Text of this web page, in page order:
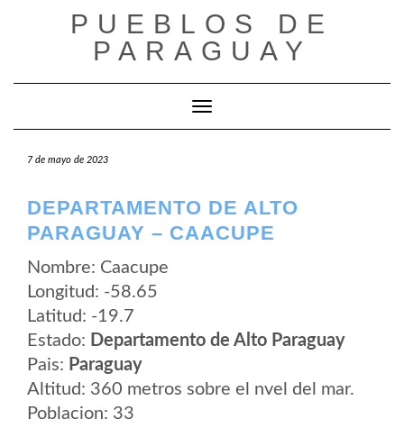
PUEBLOS DE
PARAGUAY
Cambiar modo de navegación
7 de mayo de 2023
DEPARTAMENTO DE ALTO
PARAGUAY – CAACUPE
Nombre: Caacupe
Longitud: -58.65
Latitud: -19.7
Estado: Departamento de Alto Paraguay
Pais: Paraguay
Altitud: 360 metros sobre el nvel del mar.
Poblacion: 33